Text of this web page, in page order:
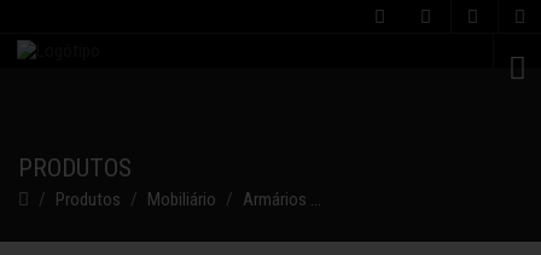
PRODUTOS
Produtos Mobiliário Armários